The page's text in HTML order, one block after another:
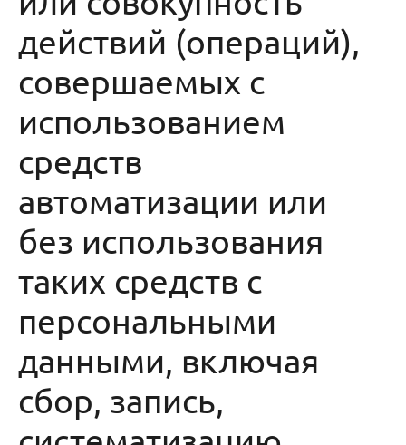
действий (операций),
совершаемых с
использованием
средств
автоматизации или
без использования
таких средств с
персональными
данными, включая
сбор, запись,